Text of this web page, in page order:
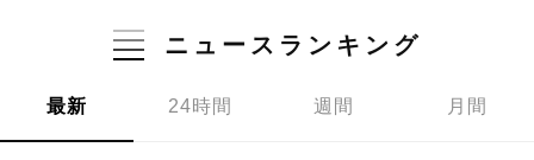
ニュースランキング
最新 24時間 週間 月間